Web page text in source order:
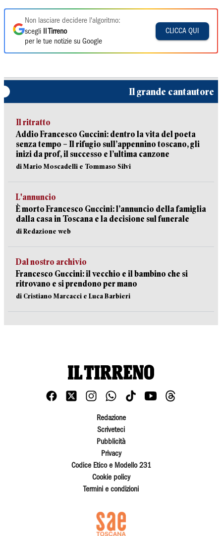
Non lasciare decidere l'algoritmo:
scegli
Il Tirreno
per le tue notizie su Google
CLICCA QUI
Il grande cantautore
Il ritratto
Addio Francesco Guccini: dentro la vita del poeta
senza tempo – Il rifugio sull’appennino toscano, gli
inizi da prof, il successo e l’ultima canzone
di Mario Moscadelli e Tommaso Silvi
L'annuncio
È morto Francesco Guccini: l’annuncio della famiglia
dalla casa in Toscana e la decisione sul funerale
di Redazione web
Dal nostro archivio
Francesco Guccini: il vecchio e il bambino che si
ritrovano e si prendono per mano
di Cristiano Marcacci e Luca Barbieri
Redazione
Scriveteci
Pubblicità
Privacy
Codice Etico e Modello 231
Cookie policy
Termini e condizioni